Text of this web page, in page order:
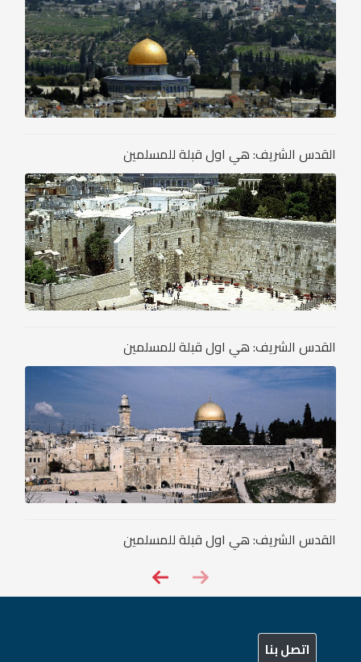
القدس الشريف: هي اول قبلة للمسلمين
القدس الشريف: هي اول قبلة للمسلمين
القدس الشريف: هي اول قبلة للمسلمين
اتصل بنا